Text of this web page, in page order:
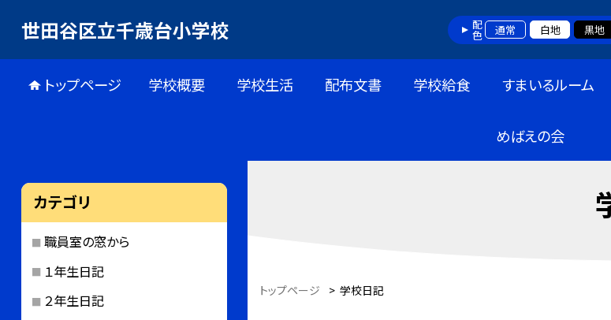
世田谷区立千歳台小学校 配色 通常 白地 黒地
トップページ 学校概要 学校生活 配布文書 学校給食 すまいるルーム
めばえの会
トップページ > 学校日記
カテゴリ
職員室の窓から
１年生日記
２年生日記